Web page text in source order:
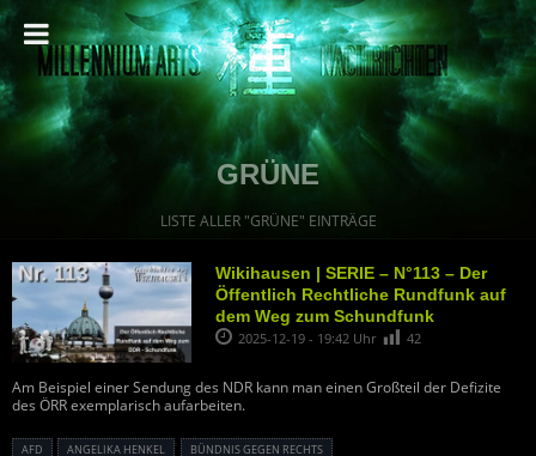
GRÜNE
LISTE ALLER "GRÜNE" EINTRÄGE
Wikihausen | SERIE – N°113 – Der
Öffentlich Rechtliche Rundfunk auf
dem Weg zum Schundfunk
2025-12-19 - 19:42 Uhr 42
Am Beispiel einer Sendung des NDR kann man einen Großteil der Defizite
des ÖRR exemplarisch aufarbeiten.
AFD ANGELIKA HENKEL
BÜNDNIS GEGEN RECHTS